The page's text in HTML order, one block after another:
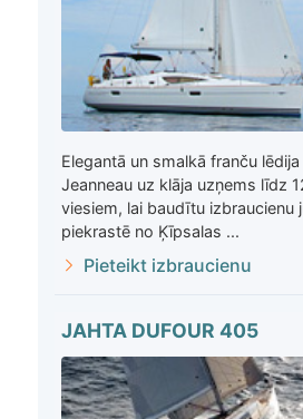
Elegantā un smalkā franču lēdija
Jeanneau uz klāja uzņems līdz
viesiem, lai baudītu izbraucienu
piekrastē no Ķīpsalas ...
Pieteikt izbraucienu
JAHTA DUFOUR 405